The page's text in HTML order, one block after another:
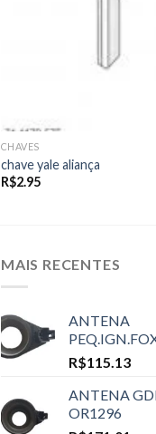
CHAVES
chave yale aliança
R$2.95
MAIS RECENTES
ANTENA
R$115.13
ANTENA
OR1296